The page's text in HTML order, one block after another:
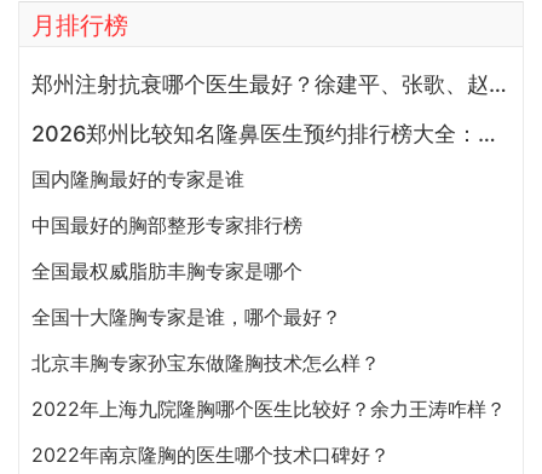
月排行榜
郑州注射抗衰哪个医生最好？徐建平、张歌、赵永华、张婉霞、王妍芝、唐喜、李娟、朱怡梦哪个好？
2026郑州比较知名隆鼻医生预约排行榜大全：胡志成、周蔚、张海洋、王启立、张鹏、李冰谁做鼻子更好？
国内隆胸最好的专家是谁
中国最好的胸部整形专家排行榜
全国最权威脂肪丰胸专家是哪个
全国十大隆胸专家是谁，哪个最好？
北京丰胸专家孙宝东做隆胸技术怎么样？
2022年上海九院隆胸哪个医生比较好？余力王涛咋样？
2022年南京隆胸的医生哪个技术口碑好？